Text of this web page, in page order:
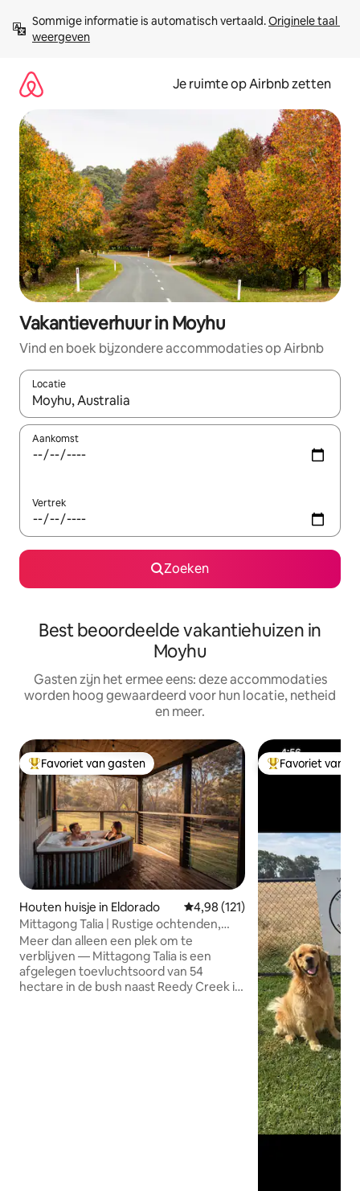
direct
naar
Sommige informatie is automatisch vertaald. Originele taal
weergeven
Je ruimte op Airbnb zetten
Vakantieverhuur in Moyhu
Vind en boek bijzondere accommodaties op Airbnb
Locatie
Wanneer er suggesties beschikbaar zijn, maak je een keuze
Aankomst
Vertrek
Zoeken
Best beoordeelde vakantiehuizen in
Moyhu
Gasten zijn het ermee eens: deze accommodaties
worden hoog gewaardeerd voor hun locatie, netheid
en meer.
Topfavoriet van gasten
Favoriet van gasten
Houten huisje in Eldorado Gemiddelde beoordeling van
4,98 (121)
Mittagong Talia | Rustige ochtenden,
sterrennachten
Meer dan alleen een plek om te
verblijven — Mittagong Talia is een
afgelegen toevluchtsoord van 54
hectare in de bush naast Reedy Creek in
Topfavoriet van
Favoriet van